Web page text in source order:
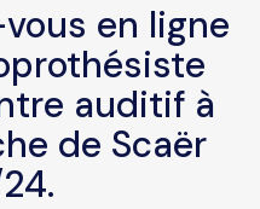
en ligne
auditif à
de Scaër